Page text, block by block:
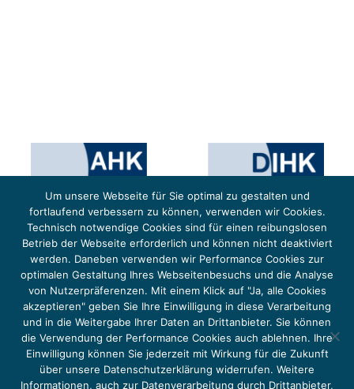
Das Projekt YOUNG ENERGY EUROPE wird gefördert durch die Europäische Klimaschutzinitiative (EUKI).
Die EUKI ist ein Förderinstrument des deutschen Bundesministeriums für Umwelt, Klimaschutz,
Naturschutz und nukleare Sicherheit (BMUKN). Übergeordnetes Ziel der EUKI ist eine Intensivierung des
grenzüberschreitenden Dialogs sowie des Wissens- und Erfahrungsaustauschs in der Europäischen Union,
um gemeinsam die Umsetzung des Paris Abkommens voranzutreiben.
Um unsere Webseite für Sie optimal zu gestalten und
fortlaufend verbessern zu können, verwenden wir Cookies.
Technisch notwendige Cookies sind für einen reibungslosen
Betrieb der Webseite erforderlich und können nicht deaktiviert
werden. Daneben verwenden wir Performance Cookies zur
optimalen Gestaltung Ihres Webseitenbesuchs und die Analyse
von Nutzerpräferenzen. Mit einem Klick auf "Ja, alle Cookies
akzeptieren" geben Sie Ihre Einwilligung in diese Verarbeitung
und in die Weitergabe Ihrer Daten an Drittanbieter. Sie können
die Verwendung der Performance Cookies auch ablehnen. Ihre
Einwilligung können Sie jederzeit mit Wirkung für die Zukunft
über unsere Datenschutzerklärung widerrufen. Weitere
Informationen, auch zur Datenverarbeitung durch Drittanbieter,